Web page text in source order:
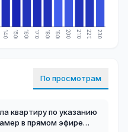
14:00 15:00 16:00 17:00 18:00 19:00 20:00 21:00 22:00 23:00
По просмотрам
квартиру по указанию